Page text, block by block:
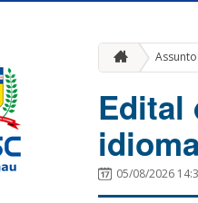
Edital
05/08/2026